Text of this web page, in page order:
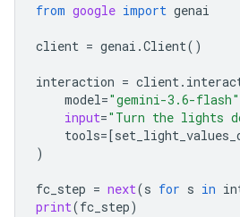
from google import genai
client = genai .Client()
interaction = client.
model="gemini-3.6-flash"
input="Turn the lights
tools= [
)
fc_step = next(s for s in
print(fc_step)